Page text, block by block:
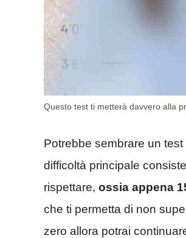
Questo test ti metterà davvero alla
Potrebbe sembrare un
difficoltà principale
rispettare, ossia appena
che ti permetta di non
zero allora potrai